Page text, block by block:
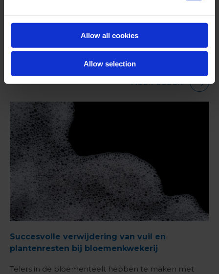
Allow all cookies
Allow selection
destructieve ziekten in de koffie-industrie en wordt
veroorzaakt door de bladroestduivel, de schimmel
Hemileia vastatrix.
MEER LEZEN
Succesvolle verwijdering van vuil en
plantenresten bij bloemenkwekerij
Telers in de bloementeelt hebben te maken met